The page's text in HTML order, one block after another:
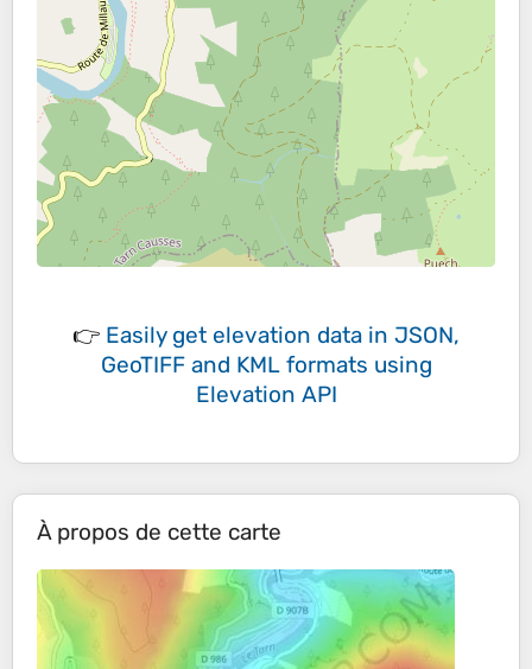
👉 Easily get elevation data in JSON,
GeoTIFF and KML formats using
Elevation API
À propos de cette carte